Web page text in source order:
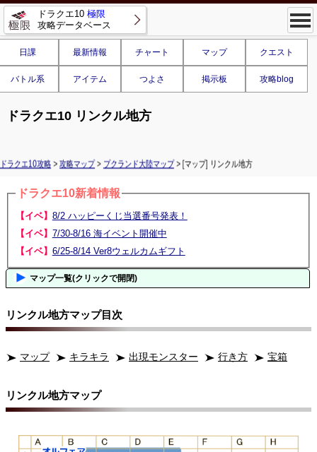
ドラクエ10 極限
攻略データベース
日課 最新情報 チャート マップ クエスト
バトル系 アイテム つよさ 掲示板 攻略blog
ドラクエ10 リンクル地方
ドラクエ10攻略 > 攻略マップ> プクランド大陸マップ> [マップ] リンクル地方
ドラクエ10新着情報
【イベ】 8/2 ハッピーくじ当選番号発表！
【イベ】 7/30-8/16 海イベント開催中
【イベ】 6/25-8/14 Ver8ウェルカムギフト
マップ一覧(クリックで開閉)
リンクル地方マップ目次
マップ キラキラ 出現モンスター 行き方 宝箱
リンクル地方マップ